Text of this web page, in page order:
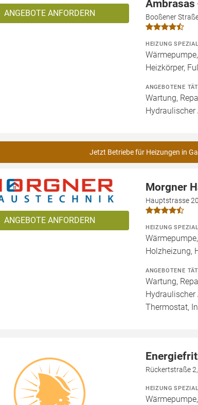
ANGEBOTE ANFORDERN
Ambrasas
Booßener
HEIZUNG
Heizkörper,
ANGEBOTENE
Wartung,
Jetzt Betriebe für Heizungen in
ANGEBOTE ANFORDERN
Morgner
Hauptstrasse
HEIZUNG
Holzheizung,
ANGEBOTENE
Wartung,
Hydraulischer
Thermostat,
Rückertstraße
HEIZUNG